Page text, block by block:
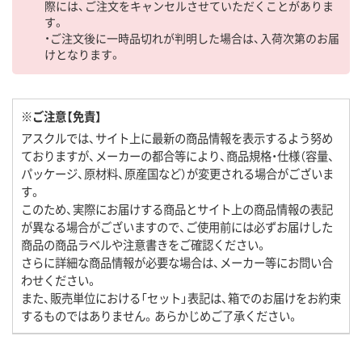
際には、ご注文をキャンセルさせていただくことがありま
す。
・ご注文後に一時品切れが判明した場合は、入荷次第のお届
けとなります。
※ご注意【免責】
アスクルでは、サイト上に最新の商品情報を表示するよう努め
ておりますが、メーカーの都合等により、商品規格・仕様（容量、
パッケージ、原材料、原産国など）が変更される場合がございま
す。
このため、実際にお届けする商品とサイト上の商品情報の表記
が異なる場合がございますので、ご使用前には必ずお届けした
商品の商品ラベルや注意書きをご確認ください。
さらに詳細な商品情報が必要な場合は、メーカー等にお問い合
わせください。
また、販売単位における「セット」表記は、箱でのお届けをお約束
するものではありません。あらかじめご了承ください。